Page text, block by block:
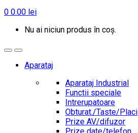
0 0.00 lei
Nu ai niciun produs în coș.
Aparataj
Aparataj Industrial
Functii speciale
Intrerupatoare
Obturat./Taste/Placi
Prize AV/difuzor